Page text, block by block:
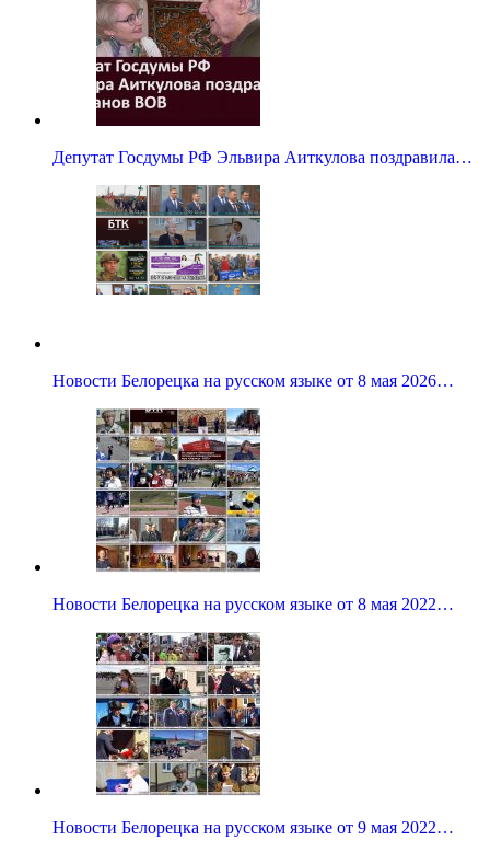
Депутат Госдумы РФ Эльвира Аиткулова поздравила…
Новости Белорецка на русском языке от 8 мая 2026…
Новости Белорецка на русском языке от 8 мая 2022…
Новости Белорецка на русском языке от 9 мая 2022…